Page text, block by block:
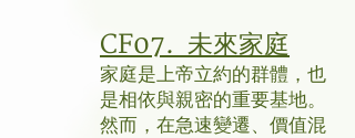
CF07. 未來家庭
家庭是上帝立約的群體，也
是相依與親密的重要基地。
然而，在急速變遷、價值混